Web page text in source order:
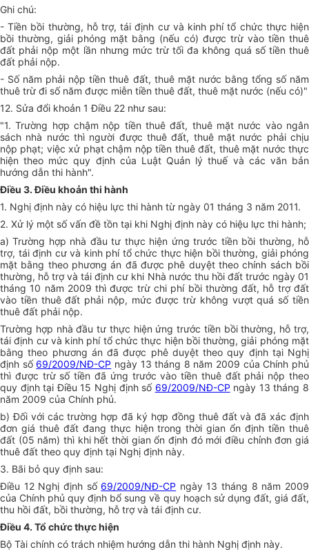
Ghi chú:
- Tiền bồi thường, hỗ trợ, tái định cư và kinh phí tổ chức thực hiện
bồi thường, giải phóng mặt bằng (nếu có) được trừ vào tiền thuê
đất phải nộp một lần nhưng mức trừ tối đa không quá số tiền thuê
đất phải nộp.
- Số năm phải nộp tiền thuê đất, thuê mặt nước bằng tổng số năm
thuê trừ đi số năm được miễn tiền thuê đất, thuê mặt nước (nếu có)"
12. Sửa đổi khoản 1 Điều 22 như sau:
"1. Trường hợp chậm nộp tiền thuê đất, thuê mặt nước vào ngân
sách nhà nước thì người được thuê đất, thuê mặt nước phải chịu
nộp phạt; việc xử phạt chậm nộp tiền thuê đất, thuê mặt nước thực
hiện theo mức quy định của Luật Quản lý thuế và các văn bản
hướng dẫn thi hành".
Điều 3. Điều khoản thi hành
1. Nghị định này có hiệu lực thi hành từ ngày 01 tháng 3 năm 2011.
2. Xử lý một số vấn đề tồn tại khi Nghị định này có hiệu lực thi hành;
a) Trường hợp nhà đầu tư thực hiện ứng trước tiền bồi thường, hỗ
trợ, tái định cư và kinh phí tổ chức thực hiện bồi thường, giải phóng
mặt bằng theo phương án đã được phê duyệt theo chính sách bồi
thường, hỗ trợ và tái định cư khi Nhà nước thu hồi đất trước ngày 01
tháng 10 năm 2009 thì được trừ chi phí bồi thường đất, hỗ trợ đất
vào tiền thuê đất phải nộp, mức được trừ không vượt quá số tiền
thuê đất phải nộp.
Trường hợp nhà đầu tư thực hiện ứng trước tiền bồi thường, hỗ trợ,
tái định cư và kinh phí tổ chức thực hiện bồi thường, giải phóng mặt
bằng theo phương án đã được phê duyệt theo quy định tại Nghị
định số 69/2009/NĐ-CP ngày 13 tháng 8 năm 2009 của Chính phủ
thì được trừ số tiền đã ứng trước vào tiền thuê đất phải nộp theo
quy định tại Điều 15 Nghị định số 69/2009/NĐ-CP ngày 13 tháng 8
năm 2009 của Chính phủ.
b) Đối với các trường hợp đã ký hợp đồng thuê đất và đã xác định
đơn giá thuê đất đang thực hiện trong thời gian ổn định tiền thuê
đất (05 năm) thì khi hết thời gian ổn định đó mới điều chỉnh đơn giá
thuê đất theo quy định tại Nghị định này.
3. Bãi bỏ quy định sau:
Điều 12 Nghị định số 69/2009/NĐ-CP ngày 13 tháng 8 năm 2009
của Chính phủ quy định bổ sung về quy hoạch sử dụng đất, giá đất,
thu hồi đất, bồi thường, hỗ trợ và tái định cư.
Điều 4. Tổ chức thực hiện
Bộ Tài chính có trách nhiệm hướng dẫn thi hành Nghị định này.